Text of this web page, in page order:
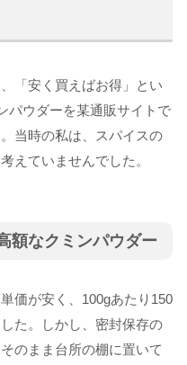
「安く買えばお得」とい
パウダーを某通販サイトで
当時の私は、スパイスの
えていませんでした。
額なクミンパウダー
価が安く、100gあたり150
た。しかし、密封保存の
のまま台所の棚に置いて